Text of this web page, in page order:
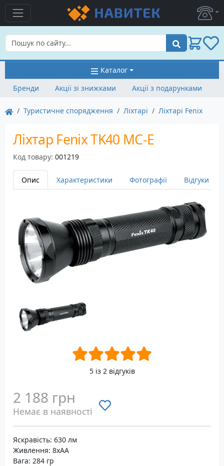
Пошук
Каталог
Бренди
Акції зі знижками Акції з подарунками
Туристичне спорядження Ліхтарі Ліхтарі Fenix
Ліхтар Fenix TK40 MC-E
Код товару: 001219
Опис Характеристики Фотографії Відгуки
5 із 2 відгуків
2 188 грн
Немає в наявності
Яскравість: 630 лм
Живлення: 8xAA
Вага: 284 гр